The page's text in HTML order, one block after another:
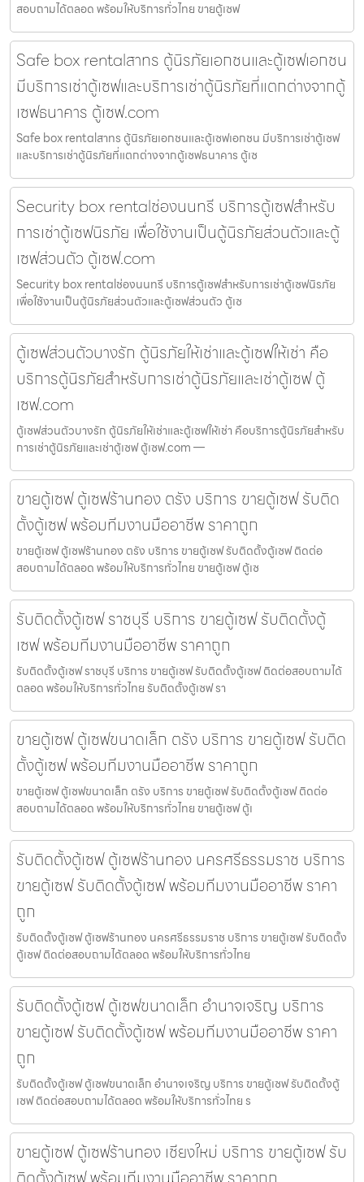
สอบถามได้ตลอด พร้อมให้บริการทั่วไทย ขายตู้เซฟ
Safe box rentalสาทร ตู้นิรภัยเอกชนและตู้เซฟเอกชน
มีบริการเช่าตู้เซฟและบริการเช่าตู้นิรภัยที่แตกต่างจากตู้
เซฟธนาคาร ตู้เซฟ.com
Safe box rentalสาทร ตู้นิรภัยเอกชนและตู้เซฟเอกชน มีบริการเช่าตู้เซฟ
และบริการเช่าตู้นิรภัยที่แตกต่างจากตู้เซฟธนาคาร ตู้เซ
Security box rentalช่องนนทรี บริการตู้เซฟสำหรับ
การเช่าตู้เซฟนิรภัย เพื่อใช้งานเป็นตู้นิรภัยส่วนตัวและตู้
เซฟส่วนตัว ตู้เซฟ.com
Security box rentalช่องนนทรี บริการตู้เซฟสำหรับการเช่าตู้เซฟนิรภัย
เพื่อใช้งานเป็นตู้นิรภัยส่วนตัวและตู้เซฟส่วนตัว ตู้เซ
ตู้เซฟส่วนตัวบางรัก ตู้นิรภัยให้เช่าและตู้เซฟให้เช่า คือ
บริการตู้นิรภัยสำหรับการเช่าตู้นิรภัยและเช่าตู้เซฟ ตู้
เซฟ.com
ตู้เซฟส่วนตัวบางรัก ตู้นิรภัยให้เช่าและตู้เซฟให้เช่า คือบริการตู้นิรภัยสำหรับ
การเช่าตู้นิรภัยและเช่าตู้เซฟ ตู้เซฟ.com —
ขายตู้เซฟ ตู้เซฟร้านทอง ตรัง บริการ ขายตู้เซฟ รับติด
ตั้งตู้เซฟ พร้อมทีมงานมืออาชีพ ราคาถูก
ขายตู้เซฟ ตู้เซฟร้านทอง ตรัง บริการ ขายตู้เซฟ รับติดตั้งตู้เซฟ ติดต่อ
สอบถามได้ตลอด พร้อมให้บริการทั่วไทย ขายตู้เซฟ ตู้เซ
รับติดตั้งตู้เซฟ ราชบุรี บริการ ขายตู้เซฟ รับติดตั้งตู้
เซฟ พร้อมทีมงานมืออาชีพ ราคาถูก
รับติดตั้งตู้เซฟ ราชบุรี บริการ ขายตู้เซฟ รับติดตั้งตู้เซฟ ติดต่อสอบถามได้
ตลอด พร้อมให้บริการทั่วไทย รับติดตั้งตู้เซฟ รา
ขายตู้เซฟ ตู้เซฟขนาดเล็ก ตรัง บริการ ขายตู้เซฟ รับติด
ตั้งตู้เซฟ พร้อมทีมงานมืออาชีพ ราคาถูก
ขายตู้เซฟ ตู้เซฟขนาดเล็ก ตรัง บริการ ขายตู้เซฟ รับติดตั้งตู้เซฟ ติดต่อ
สอบถามได้ตลอด พร้อมให้บริการทั่วไทย ขายตู้เซฟ ตู้เ
รับติดตั้งตู้เซฟ ตู้เซฟร้านทอง นครศรีธรรมราช บริการ
ขายตู้เซฟ รับติดตั้งตู้เซฟ พร้อมทีมงานมืออาชีพ ราคา
ถูก
รับติดตั้งตู้เซฟ ตู้เซฟร้านทอง นครศรีธรรมราช บริการ ขายตู้เซฟ รับติดตั้ง
ตู้เซฟ ติดต่อสอบถามได้ตลอด พร้อมให้บริการทั่วไทย
รับติดตั้งตู้เซฟ ตู้เซฟขนาดเล็ก อำนาจเจริญ บริการ
ขายตู้เซฟ รับติดตั้งตู้เซฟ พร้อมทีมงานมืออาชีพ ราคา
ถูก
รับติดตั้งตู้เซฟ ตู้เซฟขนาดเล็ก อำนาจเจริญ บริการ ขายตู้เซฟ รับติดตั้งตู้
เซฟ ติดต่อสอบถามได้ตลอด พร้อมให้บริการทั่วไทย ร
ขายตู้เซฟ ตู้เซฟร้านทอง เชียงใหม่ บริการ ขายตู้เซฟ รับ